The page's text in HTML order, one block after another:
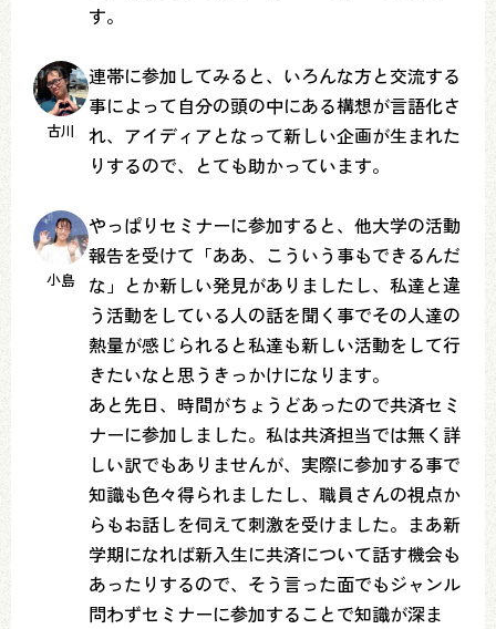
す。
古川
連帯に参加してみると、いろんな方と交流する
事によって自分の頭の中にある構想が言語化さ
れ、アイディアとなって新しい企画が生まれた
りするので、とても助かっています。
小島
やっぱりセミナーに参加すると、他大学の活動
報告を受けて「ああ、こういう事もできるんだ
な」とか新しい発見がありましたし、私達と違
う活動をしている人の話を聞く事でその人達の
熱量が感じられると私達も新しい活動をして行
きたいなと思うきっかけになります。
あと先日、時間がちょうどあったので共済セミ
ナーに参加しました。私は共済担当では無く詳
しい訳でもありませんが、実際に参加する事で
知識も色々得られましたし、職員さんの視点か
らもお話しを伺えて刺激を受けました。まあ新
学期になれば新入生に共済について話す機会も
あったりするので、そう言った面でもジャンル
問わずセミナーに参加することで知識が深ま